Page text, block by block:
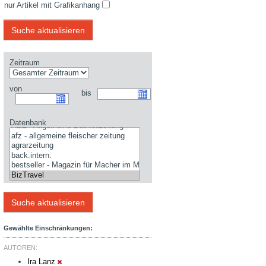
nur Artikel mit Grafikanhang
Zeitraum
von bis
Datenbank
Gewählte Einschränkungen:
AUTOREN:
Ira Lanz